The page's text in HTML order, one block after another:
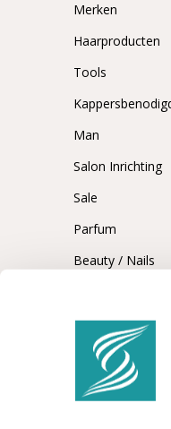
Merken
Haarproducten
Tools
Man
Salon Inrichting
Sale
Parfum
Beauty / Nails